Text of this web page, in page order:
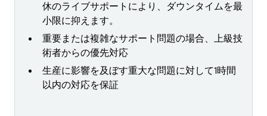
休のライブサポートにより、ダウンタイムを最
小限に抑えます。
重要または複雑なサポート問題の場合、上級技
術者からの優先対応
生産に影響を及ぼす重大な問題に対して1時間
以内の対応を保証